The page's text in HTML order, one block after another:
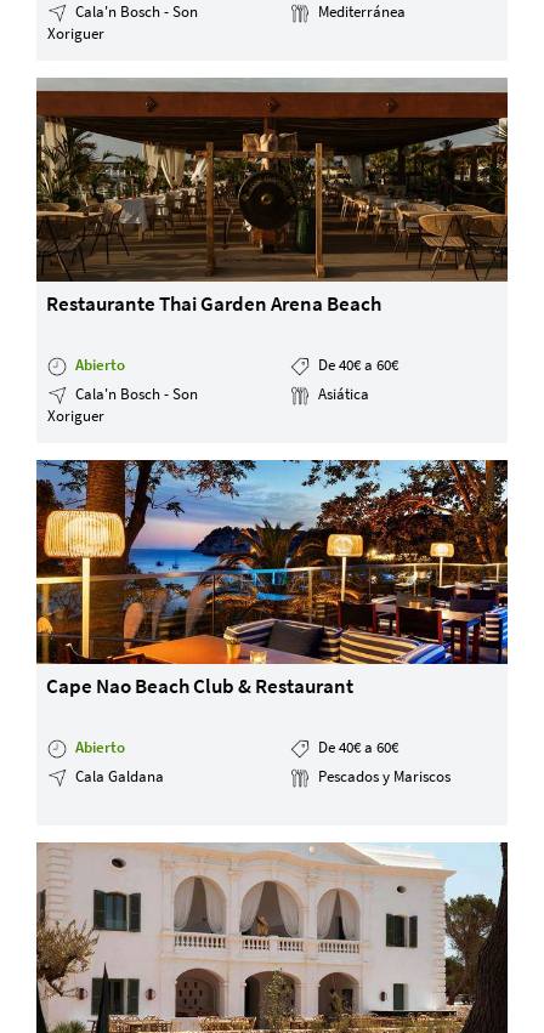
Cala'n Bosch - Son
Xoriguer
Mediterránea
Restaurante Thai Garden Arena Beach
Abierto
De 40€ a 60€
Cala'n Bosch - Son
Xoriguer
Asiática
Cape Nao Beach Club & Restaurant
Abierto
De 40€ a 60€
Cala Galdana
Pescados y Mariscos